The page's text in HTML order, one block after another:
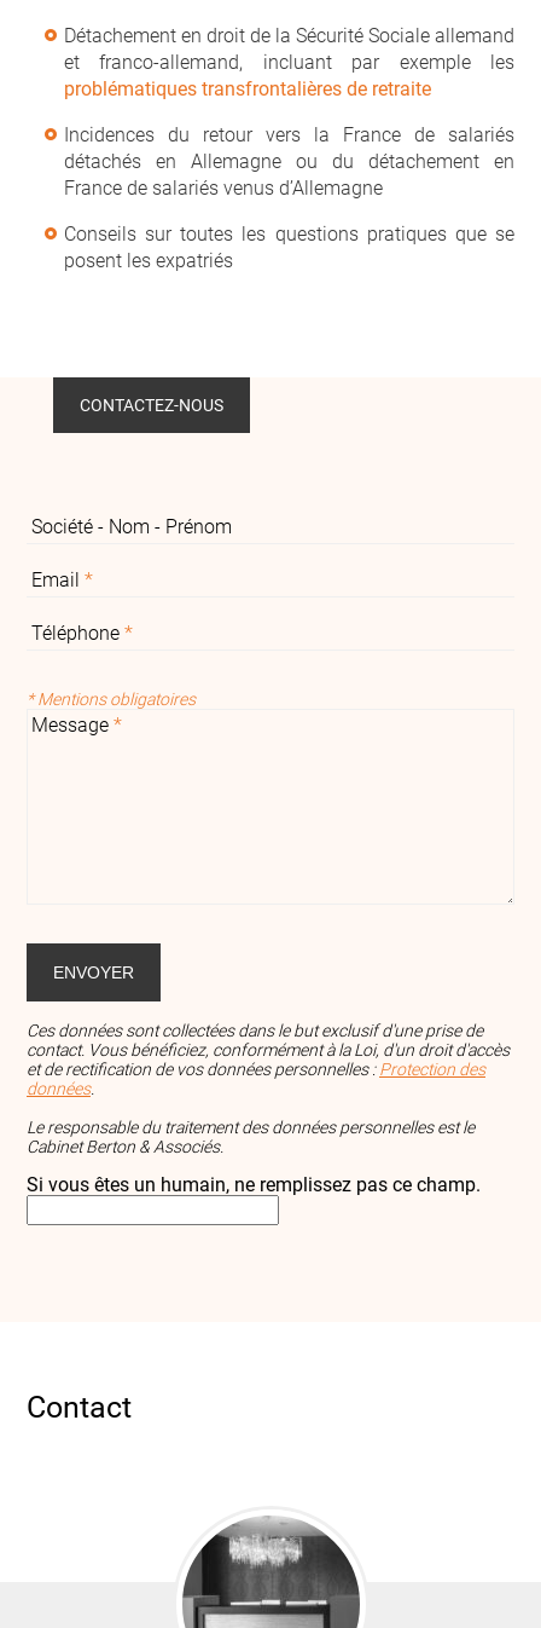
Détachement en droit de la Sécurité Sociale allemand
et franco-allemand, incluant par exemple les
problématiques transfrontalières de retraite
Incidences du retour vers la France de salariés
détachés en Allemagne ou du détachement en
France de salariés venus d’Allemagne
Conseils sur toutes les questions pratiques que se
posent les expatriés
CONTACTEZ-NOUS
Société - Nom - Prénom
Email *
Téléphone *
* Mentions obligatoires
Message *
Ces données sont collectées dans le but exclusif d'une prise de
contact. Vous bénéficiez, conformément à la Loi, d'un droit d'accès
et de rectification de vos données personnelles :Protection des
données.
Le responsable du traitement des données personnelles est le
Cabinet Berton & Associés.
Si vous êtes un humain, ne remplissez pas ce champ.
Contact